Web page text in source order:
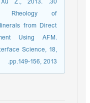
Rheology of
from Direct
Using AFM.
Science, 18,
pp.149-156, 2013.